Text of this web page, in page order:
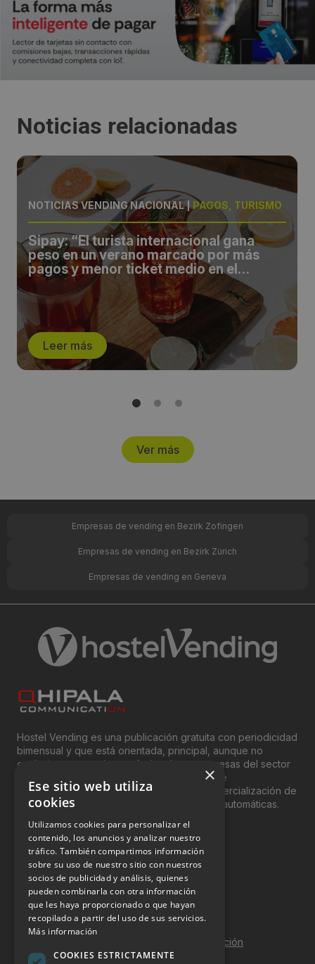
Noticias relacionadas
NOTICIAS VENDING NACIONAL|PAGOS, TURISMO
Sipay: “El turista internacional gana
peso en un verano marcado por más
pagos y menor ticket medio en el
comercio español”
Leer más
Ver más
Empresas de vending en Bezirk Zofingen
Empresas de vending en Bezirk Zürich
Empresas de vending en Geneva
Hostel Vending es una publicación gratuita con periodicidad
bimensual y que está orientada, principal, aunque no
exclusivamente, a los profesionales y empresas del sector
del “Vending”; nombre con el que se conoce
genéricamente entre profesionales a la comercialización de
productos y servicios a través de máquinas automáticas.
INFORMACIÓN LEGAL
Aviso Legal
Política de Privacidad
Política de Cookies
Política de calidad y seguridad de la información
×
Ese sitio web utiliza
cookies
Utilizamos cookies para personalizar el
contenido, los anuncios y analizar nuestro
tráfico. También compartimos información
sobre su uso de nuestro sitio con nuestros
socios de publicidad y análisis, quienes
pueden combinarla con otra información
que les haya proporcionado o que hayan
recopilado a partir del uso de sus servicios.
Más información
COOKIES ESTRICTAMENTE